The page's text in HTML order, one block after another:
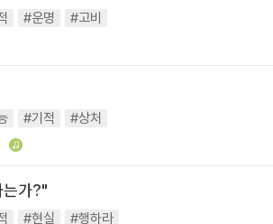
#운명 #고비
#기적 #상처
는가?"
#현실 #행하라